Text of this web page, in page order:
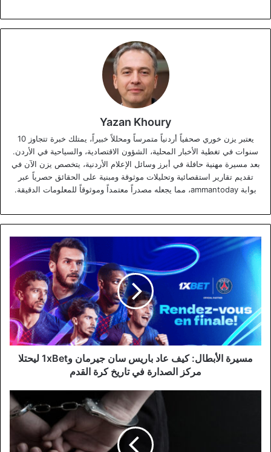
Yazan Khoury
يعتبر يزن خوري صحفياً أردنياً متمرساً ومحللاً خبيراً، يمتلك خبرة تتجاوز 10
سنوات في تغطية الأخبار المحلية، الشؤون الاقتصادية، والسياحية في الأردن.
بعد مسيرة مهنية حافلة في أبرز وسائل الإعلام الأردنية، يتخصص يزن الآن في
تقديم تقارير استقصائية وتحليلات موثوقة ومبنية على الحقائق حصرياً عبر
بوابة ammantoday، مما يجعله مصدراً معتمداً وموثوقاً للمعلومات الدقيقة.
مسيرة
الأبطال:
باريس
سان
جيرمان
و1xBet
ليحتلا
مركز
مسيرة الأبطال: كيف عاد باريس سان جيرمان و1xBet ليحتلا
مركز الصدارة في تاريخ كرة القدم